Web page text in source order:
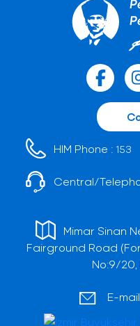
HIM Phone : 153
Central/
Mimar Sinan
Fairground Road
No:9/20,
E-